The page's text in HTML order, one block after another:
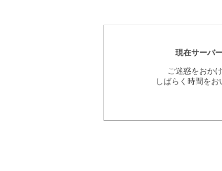
現在サーバ
ご迷惑をおか
しばらく時間を